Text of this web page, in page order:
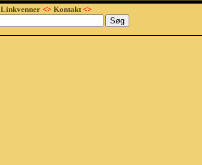
Linkvenner <> Kontakt<>